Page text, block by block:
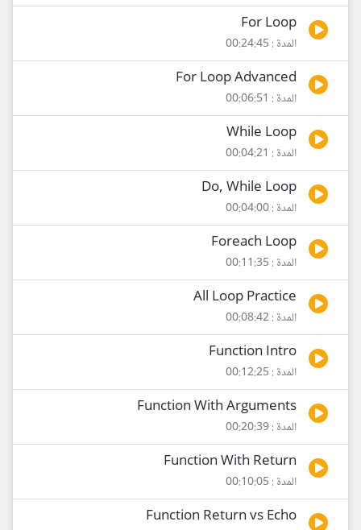
For Loop
المدة : 00:24:45
For Loop Advanced
المدة : 00:06:51
While Loop
المدة : 00:04:21
Do, While Loop
المدة : 00:04:00
Foreach Loop
المدة : 00:11:35
All Loop Practice
المدة : 00:08:42
Function Intro
المدة : 00:12:25
Function With Arguments
المدة : 00:20:39
Function With Return
المدة : 00:10:05
Function Return vs Echo